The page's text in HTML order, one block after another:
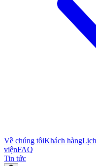
Về chúng tôiKhách hàng
việnFAQ
Tin tức